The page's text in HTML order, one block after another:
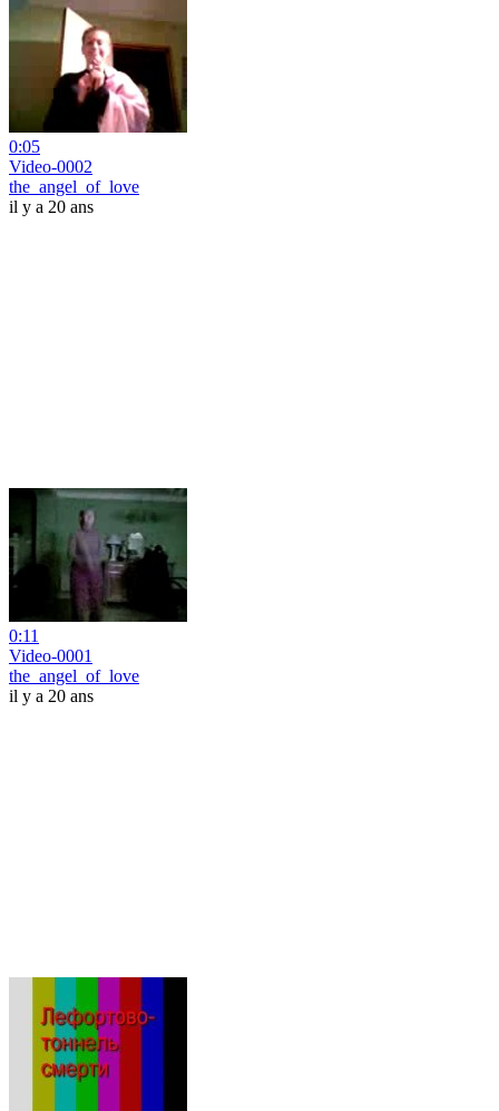
0:05
Video-0002
the_angel_of_love
il y a 20 ans
0:11
Video-0001
the_angel_of_love
il y a 20 ans